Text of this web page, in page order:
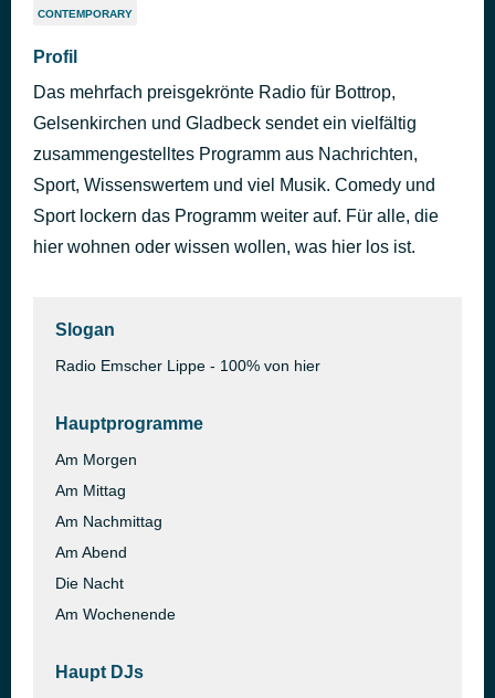
CONTEMPORARY
Profil
Das mehrfach preisgekrönte Radio für Bottrop,
Gelsenkirchen und Gladbeck sendet ein vielfältig
zusammengestelltes Programm aus Nachrichten,
Sport, Wissenswertem und viel Musik. Comedy und
Sport lockern das Programm weiter auf. Für alle, die
hier wohnen oder wissen wollen, was hier los ist.
Slogan
Radio Emscher Lippe - 100% von hier
Hauptprogramme
Am Morgen
Am Mittag
Am Nachmittag
Am Abend
Die Nacht
Am Wochenende
Haupt DJs